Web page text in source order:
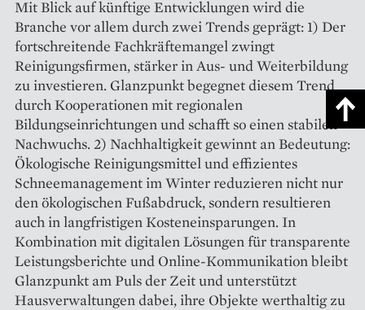
Mit Blick auf künftige Entwicklungen wird die
Branche vor allem durch zwei Trends geprägt: 1) Der
fortschreitende Fachkräftemangel zwingt
Reinigungsfirmen, stärker in Aus- und Weiterbildung
zu investieren. Glanzpunkt begegnet diesem Trend
durch Kooperationen mit regionalen
Bildungseinrichtungen und schafft so einen stabilen
Nachwuchs. 2) Nachhaltigkeit gewinnt an Bedeutung:
Ökologische Reinigungsmittel und effizientes
Schneemanagement im Winter reduzieren nicht nur
den ökologischen Fußabdruck, sondern resultieren
auch in langfristigen Kosteneinsparungen. In
Kombination mit digitalen Lösungen für transparente
Leistungsberichte und Online-Kommunikation bleibt
Glanzpunkt am Puls der Zeit und unterstützt
Hausverwaltungen dabei, ihre Objekte werthaltig zu